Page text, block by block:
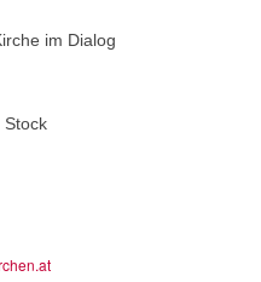
im Dialog
Stock